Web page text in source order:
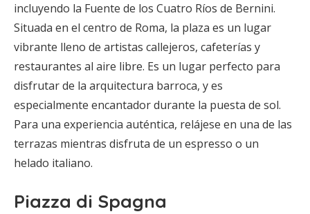
incluyendo la Fuente de los Cuatro Ríos de Bernini.
Situada en el centro de Roma, la plaza es un lugar
vibrante lleno de artistas callejeros, cafeterías y
restaurantes al aire libre. Es un lugar perfecto para
disfrutar de la arquitectura barroca, y es
especialmente encantador durante la puesta de sol.
Para una experiencia auténtica, relájese en una de las
terrazas mientras disfruta de un espresso o un
helado italiano.
Piazza di Spagna